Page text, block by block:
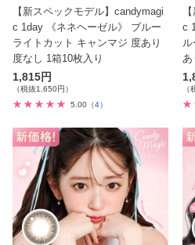
【新スペックモデル】candymagi
c 1day 《ネネヘーゼル》 ブルー
ライトカット キャンマジ 度あり
度なし 1箱10枚入り
1,815円
（税抜1,650円）
5.00 （4）
c
あ
（